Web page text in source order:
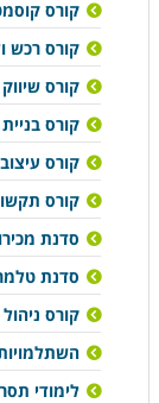
קורס
קורס רכש
קורס שיווק
קורס בניית
קורס
קורס
סדנת
סדנת
קורס
לימודי